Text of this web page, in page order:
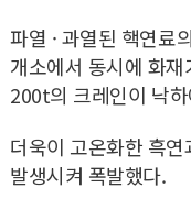
파열 · 과열된 핵연료
개소에서 동시에 화
200t의 크레인이 낙
더욱이 고온화한 흑
발생시켜 폭발했다.